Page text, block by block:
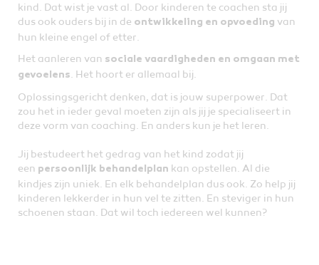
kind. Dat wist je vast al. Door kinderen te coachen sta jij
dus ook ouders bij in de ontwikkeling en opvoeding van
hun kleine engel of etter.
Het aanleren van sociale vaardigheden en omgaan met
gevoelens. Het hoort er allemaal bij.
Oplossingsgericht denken, dat is jouw superpower. Dat
zou het in ieder geval moeten zijn als jij je specialiseert in
deze vorm van coaching. En anders kun je het leren.
Jij bestudeert het gedrag van het kind zodat jij
een persoonlijk behandelplan kan opstellen. Al die
kindjes zijn uniek. En elk behandelplan dus ook. Zo help jij
kinderen lekkerder in hun vel te zitten. En steviger in hun
schoenen staan. Dat wil toch iedereen wel kunnen?